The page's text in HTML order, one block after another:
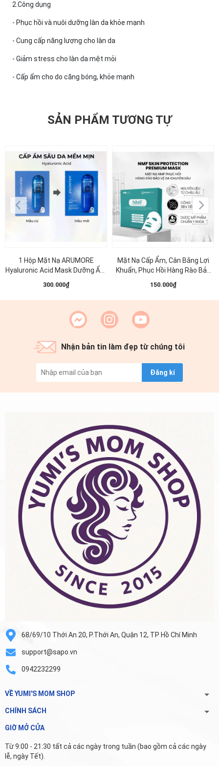
2.Công dụng
- Phục hồi và nuôi dưỡng làn da khỏe mạnh
- Cung cấp năng lượng cho làn da
- Giảm stress cho làn da mệt mỏi
- Cấp ẩm cho do căng bóng, khỏe mạnh
SẢN PHẨM TƯƠNG TỰ
1 Hộp Mặt Nạ ARUMORE
Hyaluronic Acid Mask Dưỡng Ẩm
Làm Sáng Đều Màu Da 23ML (
Xanh Dương )
300.000₫
Mặt Nạ Cấp Ẩm, Cân Bằng Lợi
Khuẩn, Phục Hồi Hàng Rào Bảo
Vệ Da MD CARE NMF SKIN
Protection Premium Mask 30ml
(1 miếng )
150.000₫
Nhận bản tin làm đẹp từ chúng tôi
Đăng kí
68/69/10 Thới An 20, P.Thới An, Quận 12, TP Hồ Chí Minh
support@sapo.vn
0942232299
VỀ YUMI'S MOM SHOP
CHÍNH SÁCH
GIỜ MỞ CỬA
Từ 9:00 - 21:30 tất cả các ngày trong tuần (bao gồm cả các ngày
lễ, ngày Tết).